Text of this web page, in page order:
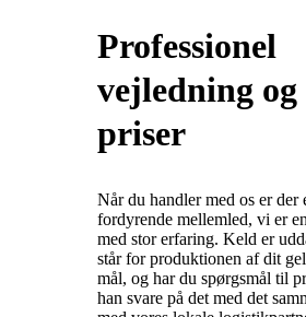
Professionel
vejledning og
priser
Når du handler med os er der
fordyrende mellemled, vi er
med stor erfaring. Keld er
står for produktionen af dit
mål, og har du spørgsmål til
han svare på det med det